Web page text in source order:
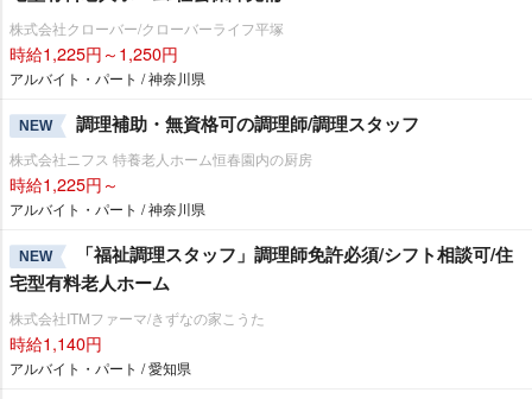
株式会社クローバー/クローバーライフ平塚
時給1,225円～1,250円
アルバイト・パート / 神奈川県
NEW 調理補助・無資格可の調理師/調理スタッフ
株式会社ニフス 特養老人ホーム恒春園内の厨房
時給1,225円～
アルバイト・パート / 神奈川県
NEW
「福祉調理スタッフ」調理師免許必須/シフト相談可/住
宅型有料老人ホーム
株式会社ITMファーマ/きずなの家こうた
時給1,140円
アルバイト・パート / 愛知県